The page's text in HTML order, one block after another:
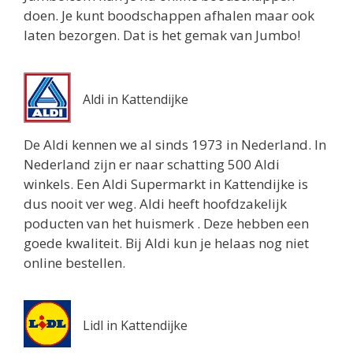
Routebeschrijving
doen. Je kunt boodschappen afhalen maar ook
laten bezorgen. Dat is het gemak van Jumbo!
Aldi in Kattendijke
De Aldi kennen we al sinds 1973 in Nederland. In
Nederland zijn er naar schatting 500 Aldi
winkels. Een Aldi Supermarkt in Kattendijke is
dus nooit ver weg. Aldi heeft hoofdzakelijk
poducten van het huismerk . Deze hebben een
goede kwaliteit. Bij Aldi kun je helaas nog niet
online bestellen.
Lidl in Kattendijke